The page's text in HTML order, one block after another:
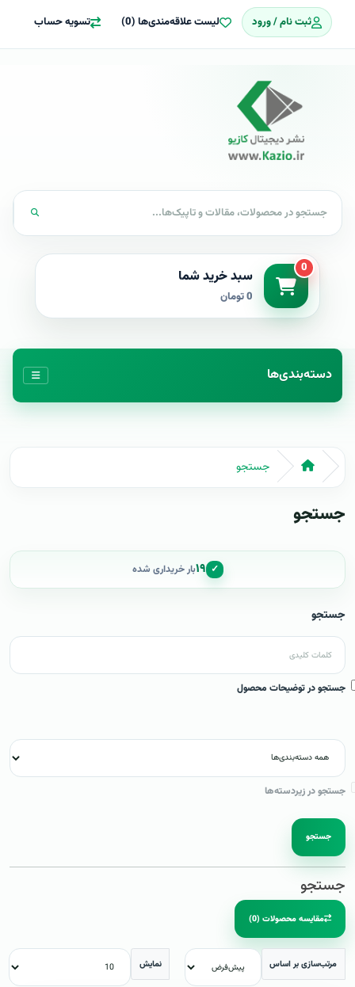
ثبت نام / ورود لیست علاقه‌مندی‌ها (0) تسویه حساب
0 سبد خرید شما
0 تومان
دسته‌بندی‌ها
جستجو
جستجو
✓ ۱۹بار خریداری شده
جستجو
جستجو در توضیحات محصول
جستجو در زیردسته‌ها
جستجو
جستجو
مقایسه محصولات (0)
مرتب‌سازی بر اساس نمایش